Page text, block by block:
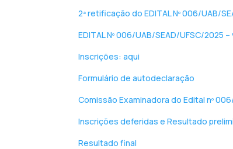
2ª retificação do EDITAL Nº 006/UAB/
EDITAL Nº 006/UAB/SEAD/UFSC/2025
Inscrições: aqui
Formulário de autodeclaração
Comissão Examinadora do Edital nº
Inscrições deferidas e Resultado
Resultado final